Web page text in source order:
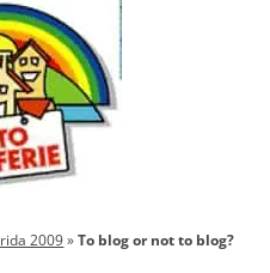
2009»To blog or not to blog?